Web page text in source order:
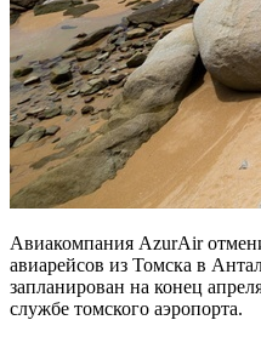
Авиакомпания AzurAir
авиарейсов из Томска в
запланирован на конец
службе томского аэропорта.